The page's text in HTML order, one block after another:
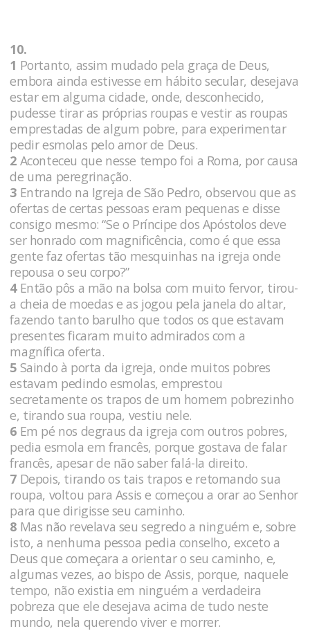
10.
1 Portanto, assim mudado pela graça de Deus,
embora ainda estivesse em hábito secular, desejava
estar em alguma cidade, onde, desconhecido,
pudesse tirar as próprias roupas e vestir as roupas
emprestadas de algum pobre, para experimentar
pedir esmolas pelo amor de Deus.
2 Aconteceu que nesse tempo foi a Roma, por causa
de uma peregrinação.
3 Entrando na Igreja de São Pedro, observou que as
ofertas de certas pessoas eram pequenas e disse
consigo mesmo: “Se o Príncipe dos Apóstolos deve
ser honrado com magnificência, como é que essa
gente faz ofertas tão mesquinhas na igreja onde
repousa o seu corpo?”
4Então pôs a mão na bolsa com muito fervor, tirou-
a cheia de moedas e as jogou pela janela do altar,
fazendo tanto barulho que todos os que estavam
presentes ficaram muito admirados com a
magnífica oferta.
5 Saindo à porta da igreja, onde muitos pobres
estavam pedindo esmolas, emprestou
secretamente os trapos de um homem pobrezinho
e, tirando sua roupa, vestiu nele.
6 Em pé nos degraus da igreja com outros pobres,
pedia esmola em francês, porque gostava de falar
francês, apesar de não saber falá-la direito.
7 Depois, tirando os tais trapos e retomando sua
roupa, voltou para Assis e começou a orar ao Senhor
para que dirigisse seu caminho.
8 Mas não revelava seu segredo a ninguém e, sobre
isto, a nenhuma pessoa pedia conselho, exceto a
Deus que começara a orientar o seu caminho, e,
algumas vezes, ao bispo de Assis, porque, naquele
tempo, não existia em ninguém a verdadeira
pobreza que ele desejava acima de tudo neste
mundo, nela querendo viver e morrer.